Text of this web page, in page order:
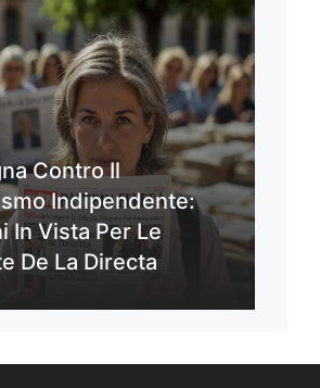
Contro Il
Indipendente:
In Vista Per Le
De La Directa